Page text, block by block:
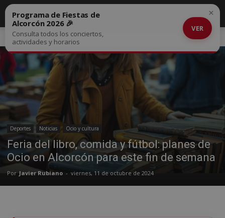
Inicio Deportes
Deportes Noticias Ocio y cultura
Feria del libro, comida y fútbol: planes de
Ocio en Alcorcón para este fin de semana
Por Javier Rubiano - viernes, 11 de octubre de 2024
Programa de Fiestas de
Alcorcón 2026 🎉
Consulta todos los conciertos,
actividades y horarios
VER
×